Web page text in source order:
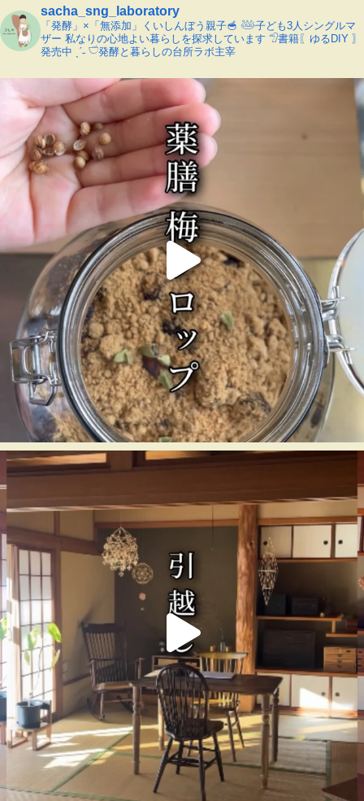
sacha_sng_laboratory
「発酵」×「無添加」くいしんぼう親子🥣 𓅸子ども3人シングルマ
ザー 私なりの心地よい暮らしを探求しています 𓅿書籍〖ゆるDIY 〗
発売中 ˎˊ˗𓎩発酵と暮らしの台所ラボ主宰